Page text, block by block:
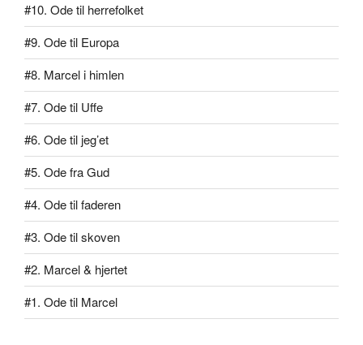
#10. Ode til herrefolket
#9. Ode til Europa
#8. Marcel i himlen
#7. Ode til Uffe
#6. Ode til jeg’et
#5. Ode fra Gud
#4. Ode til faderen
#3. Ode til skoven
#2. Marcel & hjertet
#1. Ode til Marcel